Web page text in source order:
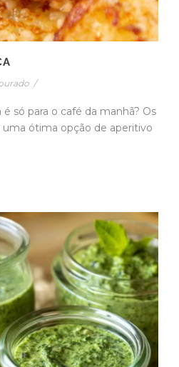
/
só para o café da manhã? Os
uma ótima opção de aperitivo